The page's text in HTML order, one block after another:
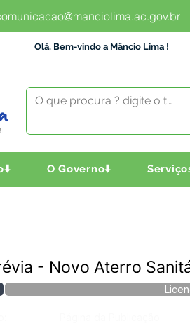
Olá, Bem-vindo a Mâncio Lima !
O Governo⬇️
- Novo Aterro